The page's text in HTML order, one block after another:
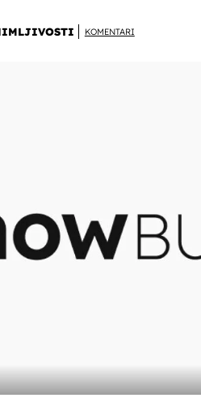
KOMENTARI